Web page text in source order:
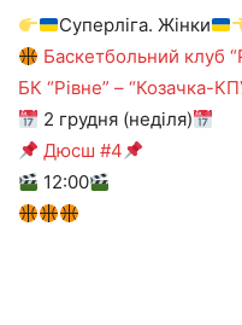
Суперліга. Жінки
Баскетбольний клуб
БК “Рівне” – “Козачка-
2 грудня (неділя)
Дюсш #4
12:00